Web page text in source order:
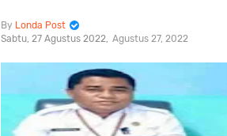
Londa Post
Sabtu, 27 Agustus 2022 Agustus 27, 2022